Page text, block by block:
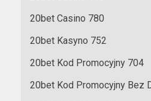
20bet Casino 780
20bet Kasyno 752
20bet Kod Promocyjny 704
20bet Kod Promocyjny Bez